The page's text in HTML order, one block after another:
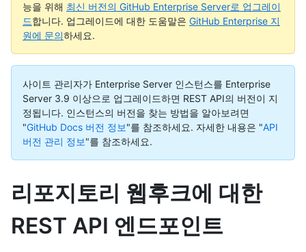
능을 위해 최신 버전의 GitHub Enterprise Server로 업그레이
드합니다. 업그레이드에 대한 도움말은 GitHub Enterprise 지
원에 문의하세요.
사이트 관리자가 Enterprise Server 인스턴스를 Enterprise
Server 3.9 이상으로 업그레이드하면 REST API의 버전이 지
정됩니다. 인스턴스의 버전을 찾는 방법을 알아보려면
"GitHub Docs 버전 정보"를 참조하세요. 자세한 내용은 "API
버전 관리 정보"를 참조하세요.
리포지토리 웹후크에 대한
REST API 엔드포인트